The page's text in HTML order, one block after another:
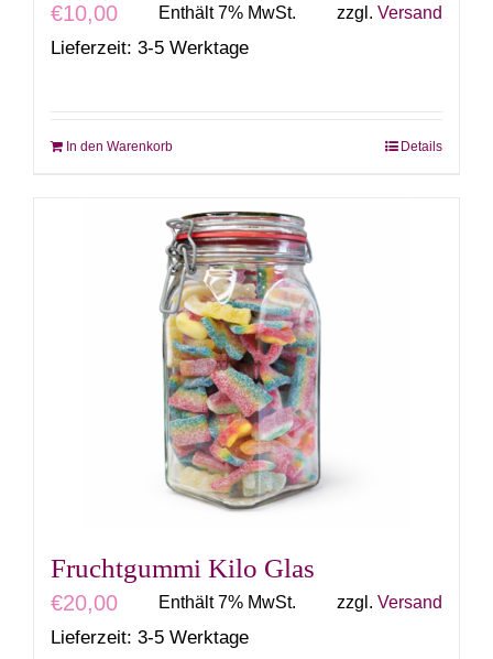
€10,00 Enthält 7% MwSt. zzgl. Versand
Lieferzeit: 3-5 Werktage
In den Warenkorb Details
Fruchtgummi Kilo Glas
€20,00 Enthält 7% MwSt. zzgl. Versand
Lieferzeit: 3-5 Werktage